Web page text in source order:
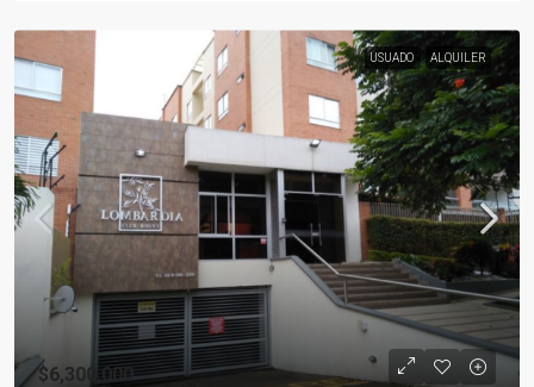
USUADO ALQUILER
$6,300,000